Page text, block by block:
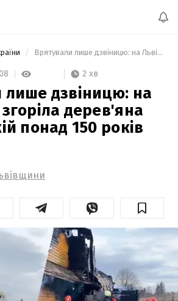
Врятували лише дзвіницю: на Львівщині згоріла дерев'яна церква, якій понад 150 років
2 хв
лише дзвіницю: на
дерев'яна
понад 150 років